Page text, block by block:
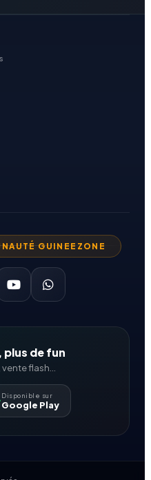
GUINEEZONE
plus de fun
flash...
Disponible sur
Google Play